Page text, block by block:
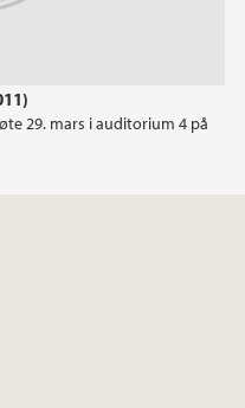
29. mars i auditorium 4 på